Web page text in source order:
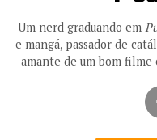
Um nerd graduando em
e mangá, passador de
amante de um bom